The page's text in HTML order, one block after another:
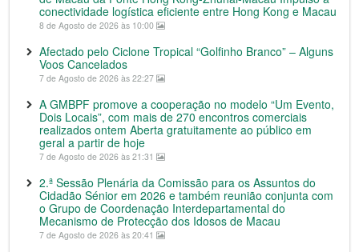
conectividade logística eficiente entre Hong Kong e Macau
8 de Agosto de 2026 às 10:00
Afectado pelo Ciclone Tropical “Golfinho Branco” – Alguns
Voos Cancelados
7 de Agosto de 2026 às 22:27
A GMBPF promove a cooperação no modelo “Um Evento,
Dois Locais”, com mais de 270 encontros comerciais
realizados ontem Aberta gratuitamente ao público em
geral a partir de hoje
7 de Agosto de 2026 às 21:31
2.ª Sessão Plenária da Comissão para os Assuntos do
Cidadão Sénior em 2026 e também reunião conjunta com
o Grupo de Coordenação Interdepartamental do
Mecanismo de Protecção dos Idosos de Macau
7 de Agosto de 2026 às 20:41